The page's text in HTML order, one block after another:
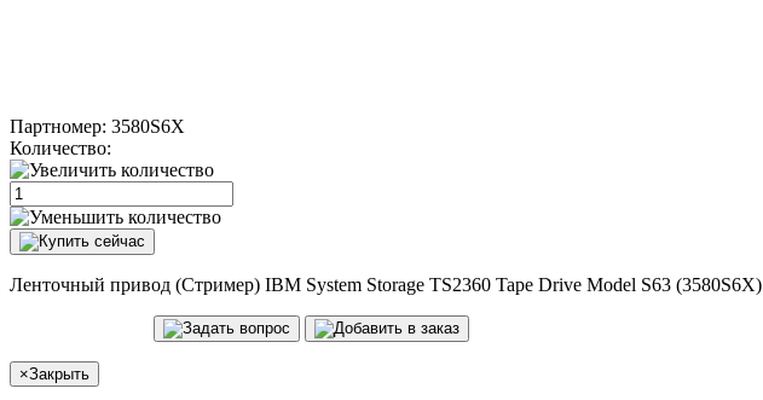
Партномер: 3580S6X
Количество:
Ленточный привод (Стример) IBM System Storage TS2360 Tape Drive Model S63 (3580S6X)
×Закрыть